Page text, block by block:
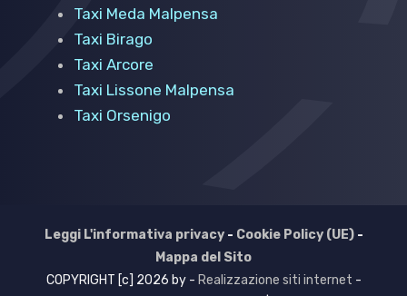
Taxi Meda Malpensa
Taxi Birago
Taxi Arcore
Taxi Lissone Malpensa
Taxi Orsenigo
Leggi L'informativa privacy- Cookie Policy (UE)-
Mappa del Sito
COPYRIGHT [c] 2026 by - Realizzazione siti internet -